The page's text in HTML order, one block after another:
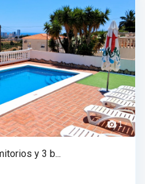
1
y 3 b...